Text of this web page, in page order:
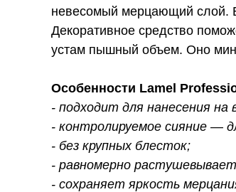
невесомый мерцающий слой.
Декоративное средство
устам пышный объем. Оно
Особенности Lamel
- подходит для нанесения на
- контролируемое сияние —
- без крупных блесток;
- равномерно
- сохраняет яркость